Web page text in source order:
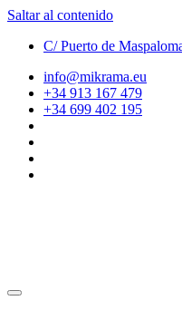
Saltar al contenido
C/ Puerto de
info@mikrama.eu
+34 913 167 479
+34 699 402 195